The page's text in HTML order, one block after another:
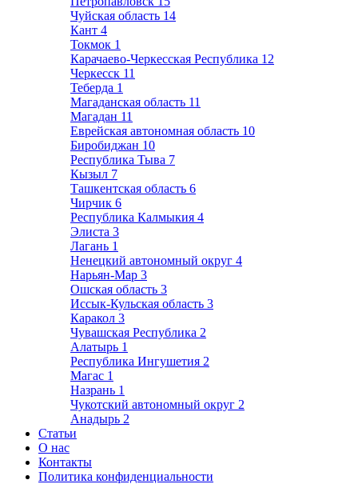
Чуйская область 14
Кант 4
Токмок 1
Карачаево-Черкесская Республика 12
Черкесск 11
Теберда 1
Магаданская область 11
Магадан 11
Еврейская автономная область 10
Биробиджан 10
Республика Тыва 7
Кызыл 7
Ташкентская область 6
Чирчик 6
Республика Калмыкия 4
Элиста 3
Лагань 1
Ненецкий автономный округ 4
Нарьян-Мар 3
Ошская область 3
Иссык-Кульская область 3
Каракол 3
Чувашская Республика 2
Алатырь 1
Республика Ингушетия 2
Магас 1
Назрань 1
Чукотский автономный округ 2
Анадырь 2
Статьи
О нас
Контакты
Политика конфиденциальности